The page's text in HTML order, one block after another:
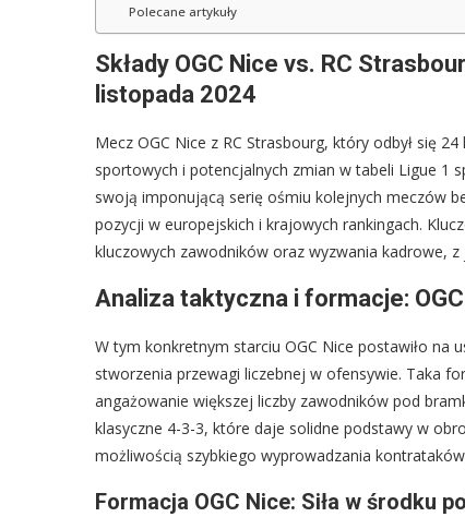
Polecane artykuły
Składy OGC Nice vs. RC
listopada 2024
Mecz OGC Nice z RC Strasbourg, który odbył się
sportowych i potencjalnych zmian w tabeli Ligue 1
swoją imponującą serię ośmiu kolejnych meczów
pozycji w europejskich i krajowych rankingach.
kluczowych zawodników oraz wyzwania kadrowe, z
Analiza taktyczna i formacje:
W tym konkretnym starciu OGC Nice postawiło na
stworzenia przewagi liczebnej w ofensywie. Taka
angażowanie większej liczby zawodników pod
klasyczne 4-3-3, które daje solidne podstawy w
możliwością szybkiego wyprowadzania kontrataków
Formacja OGC Nice: Siła w środku